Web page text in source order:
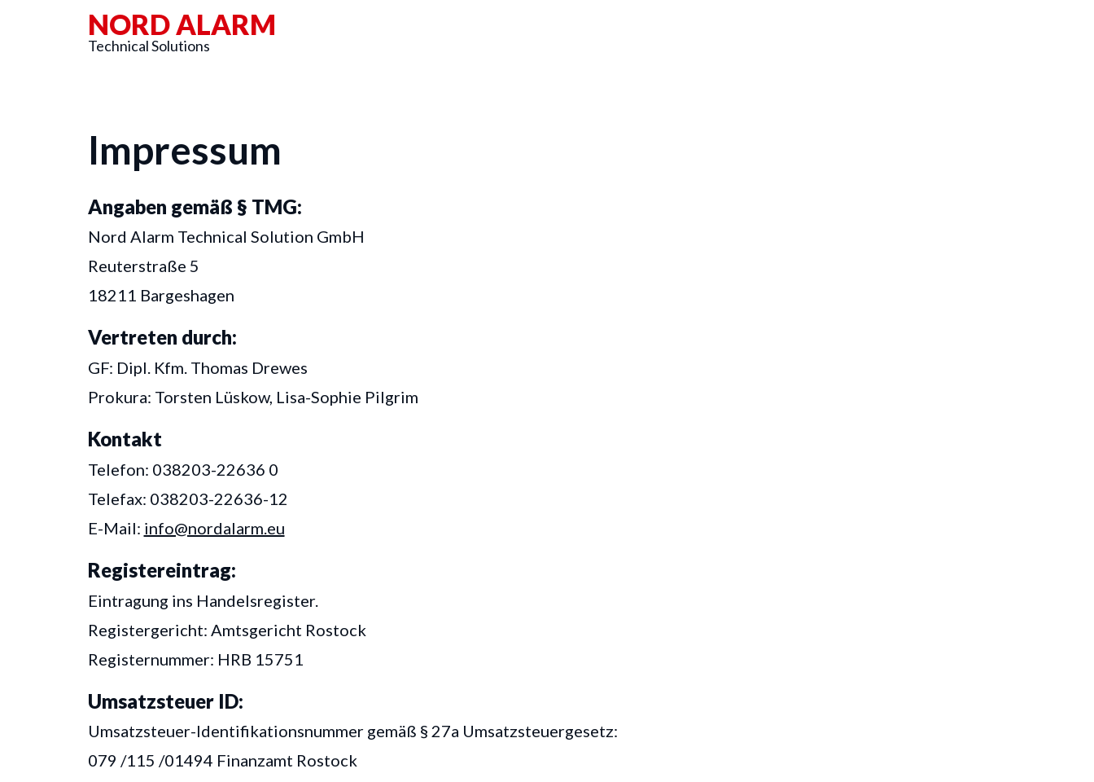
NORD ALARM
Technical Solutions
Impressum
Angaben gemäß § TMG:
Nord Alarm Technical Solution GmbH
Reuterstraße 5
18211 Bargeshagen
Vertreten durch:
GF: Dipl. Kfm. Thomas Drewes
Prokura: Torsten Lüskow, Lisa-Sophie Pilgrim
Kontakt
Telefon: 038203-22636 0
Telefax: 038203-22636-12
E-Mail: info@nordalarm.eu
Registereintrag:
Eintragung ins Handelsregister.
Registergericht: Amtsgericht Rostock
Registernummer: HRB 15751
Umsatzsteuer ID:
Umsatzsteuer-Identifikationsnummer gemäß § 27a Umsatzsteuergesetz:
079 /115 /01494 Finanzamt Rostock